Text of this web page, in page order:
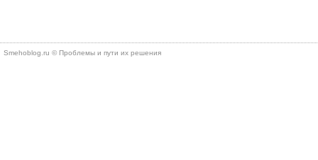
Smehoblog.ru © Проблемы и пути их решения